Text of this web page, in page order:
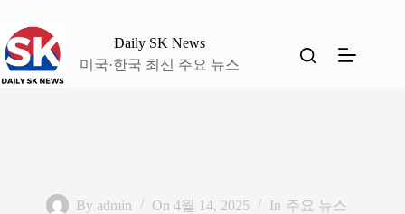
으
로
건
Daily SK News
미국·한국 최신 주요 뉴스
By admin On 4월 14, 2025 In 주요 뉴스